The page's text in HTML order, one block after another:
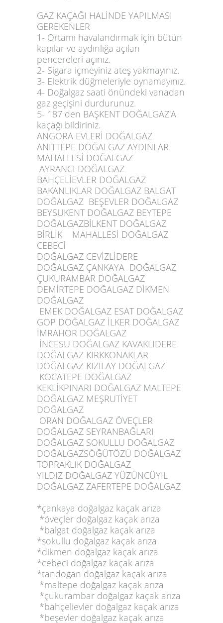
GAZ KAÇAĞI HALİNDE YAPILMASI
GEREKENLER
1- Ortamı havalandırmak için bütün
kapılar ve aydınlığa açılan
pencereleri açınız.
2- Sigara içmeyiniz ateş yakmayınız.
3- Elektrik düğmeleriyle oynamayınız.
4- Doğalgaz saati önündeki vanadan
gaz geçişini durdurunuz.
5- 187 den BAŞKENT DOĞALGAZ'A
kaçağı bildiriniz.
ANGORA EVLERİ DOĞALGAZ
ANITTEPE DOĞALGAZ AYDINLAR
MAHALLESİ DOĞALGAZ
AYRANCI DOĞALGAZ
BAHÇELİEVLER DOĞALGAZ
BAKANLIKLAR DOĞALGAZ BALGAT
DOĞALGAZ BEŞEVLER DOĞALGAZ
BEYSUKENT DOĞALGAZ BEYTEPE
DOĞALGAZBİLKENT DOĞALGAZ
BİRLİK MAHALLESİ DOĞALGAZ
CEBECİ
DOĞALGAZ CEVİZLİDERE
DOĞALGAZ ÇANKAYA DOĞALGAZ
ÇUKURAMBAR DOĞALGAZ
DEMİRTEPE DOĞALGAZ DİKMEN
DOĞALGAZ
EMEK DOĞALGAZ ESAT DOĞALGAZ
GOP DOĞALGAZ İLKER DOĞALGAZ
İMRAHOR DOĞALGAZ
İNCESU DOĞALGAZ KAVAKLIDERE
DOĞALGAZ KIRKKONAKLAR
DOĞALGAZ KIZILAY DOĞALGAZ
KOCATEPE DOĞALGAZ
KEKLİKPINARI DOĞALGAZ MALTEPE
DOĞALGAZ MEŞRUTİYET
DOĞALGAZ
ORAN DOĞALGAZ ÖVEÇLER
DOĞALGAZ SEYRANBAĞLARI
DOĞALGAZ SOKULLU DOĞALGAZ
DOĞALGAZSÖĞÜTÖZÜ DOĞALGAZ
TOPRAKLIK DOĞALGAZ
YILDIZ DOĞALGAZ YÜZÜNCÜYIL
DOĞALGAZ ZAFERTEPE DOĞALGAZ
*çankaya doğalgaz kaçak arıza
*öveçler doğalgaz kaçak arıza
*balgat doğalgaz kaçak arıza
*sokullu doğalgaz kaçak arıza
*dikmen doğalgaz kaçak arıza
*cebeci doğalgaz kaçak arıza
*tandogan doğalgaz kaçak arıza
*maltepe doğalgaz kaçak arıza
*çukurambar doğalgaz kaçak arıza
*bahçelievler doğalgaz kaçak arıza
*beşevler doğalgaz kaçak arıza